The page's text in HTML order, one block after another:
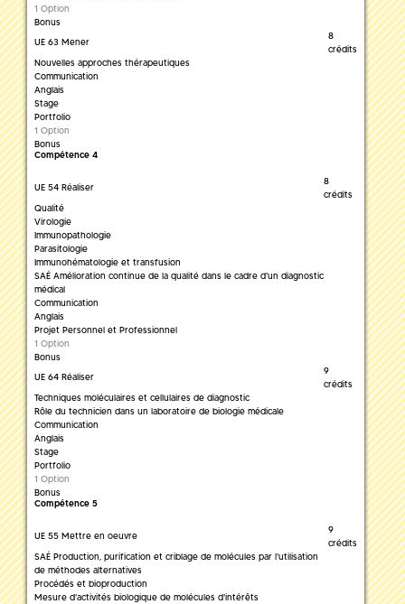
1 Option
Bonus
UE 63 Mener
8
crédits
Nouvelles approches thérapeutiques
Communication
Anglais
Stage
Portfolio
1 Option
Bonus
Compétence 4
UE 54 Réaliser
8
crédits
Qualité
Virologie
Immunopathologie
Parasitologie
Immunohématologie et transfusion
SAÉ Amélioration continue de la qualité dans le cadre d'un diagnostic
médical
Communication
Anglais
Projet Personnel et Professionnel
1 Option
Bonus
UE 64 Réaliser
9
crédits
Techniques moléculaires et cellulaires de diagnostic
Rôle du technicien dans un laboratoire de biologie médicale
Communication
Anglais
Stage
Portfolio
1 Option
Bonus
Compétence 5
UE 55 Mettre en oeuvre
9
crédits
SAÉ Production, purification et criblage de molécules par l'utilisation
de méthodes alternatives
Procédés et bioproduction
Mesure d'activités biologique de molécules d'intérêts